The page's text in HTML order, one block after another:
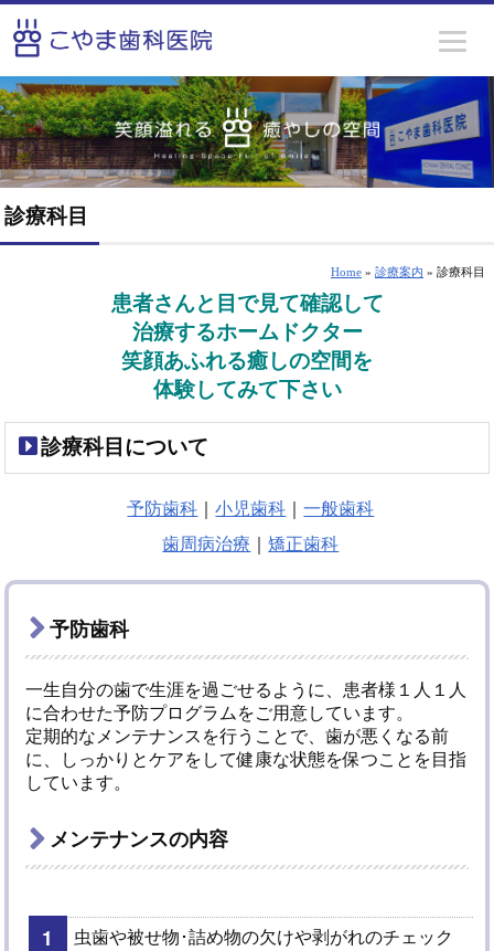
診療科目
Home » 診療案内 » 診療科目
患者さんと目で見て確認して
治療するホームドクター
笑顔あふれる癒しの空間を
体験してみて下さい
診療科目について
予防歯科 ｜小児歯科 ｜一般歯科
歯周病治療 ｜矯正歯科
予防歯科
一生自分の歯で生涯を過ごせるように、患者様１人１人
に合わせた予防プログラムをご用意しています。
定期的なメンテナンスを行うことで、歯が悪くなる前
に、しっかりとケアをして健康な状態を保つことを目指
しています。
メンテナンスの内容
虫歯や被せ物･詰め物の欠けや剥がれのチェック